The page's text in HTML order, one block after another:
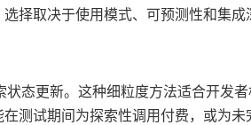
择取决于使用模式、可预测性和集成
态更新。这种细粒度方法适合开发
测试期间为探索性调用付费，或为未